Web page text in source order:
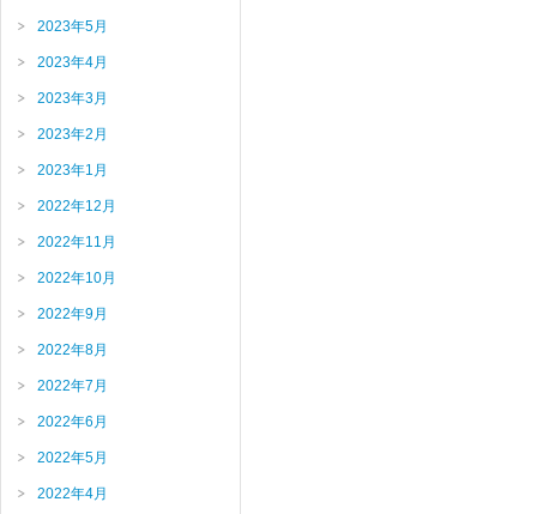
2023年5月
2023年4月
2023年3月
2023年2月
2023年1月
2022年12月
2022年11月
2022年10月
2022年9月
2022年8月
2022年7月
2022年6月
2022年5月
2022年4月